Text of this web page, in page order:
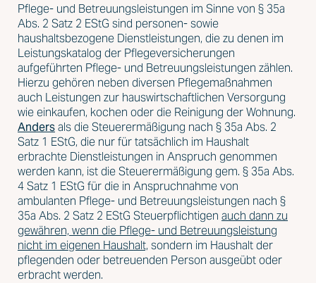
Pflege- und Betreuungsleistungen im Sinne von § 35a
Abs. 2 Satz 2 EStG sind personen- sowie
haushaltsbezogene Dienstleistungen, die zu denen im
Leistungskatalog der Pflegeversicherungen
aufgeführten Pflege- und Betreuungsleistungen zählen.
Hierzu gehören neben diversen Pflegemaßnahmen
auch Leistungen zur hauswirtschaftlichen Versorgung
wie einkaufen, kochen oder die Reinigung der Wohnung.
Andersals die Steuerermäßigung nach § 35a Abs. 2
Satz 1 EStG, die nur für tatsächlich im Haushalt
erbrachte Dienstleistungen in Anspruch genommen
werden kann, ist die Steuerermäßigung gem. § 35a Abs.
4 Satz 1 EStG für die in Anspruchnahme von
ambulanten Pflege- und Betreuungsleistungen nach §
35a Abs. 2 Satz 2 EStG Steuerpflichtigen auch dann zu
gewähren, wenn die Pflege- und Betreuungsleistung
nicht im eigenen Haushalt, sondern im Haushalt der
pflegenden oder betreuenden Person ausgeübt oder
erbracht werden.